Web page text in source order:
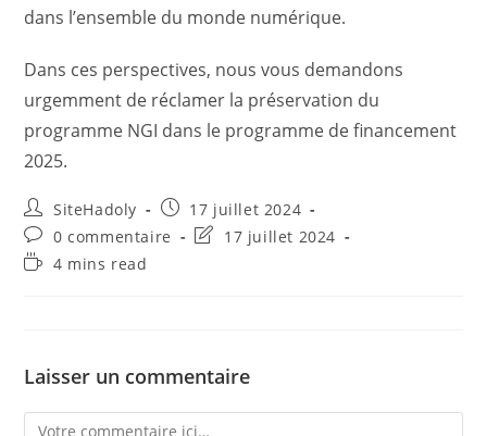
dans l’ensemble du monde numérique.
Dans ces perspectives, nous vous demandons
urgemment de réclamer la préservation du
programme NGI dans le programme de financement
2025.
Auteur/autrice
de
la
publication :
SiteHadoly
Publication
publiée :
17 juillet 2024
Commentaires
de
la
0 commentaire
Dernière
17 juillet 2024
Temps4 mins read
Laisser un commentaire
Comment